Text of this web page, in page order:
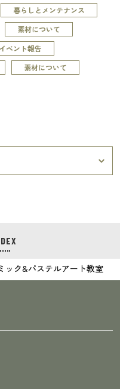
暮らしとメンテナンス
素材について
イベント報告
素材について
ック&パステルアート教室